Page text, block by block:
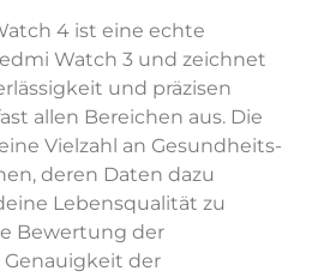
4 ist eine echte
Watch 3 und zeichnet
und präzisen
allen Bereichen aus. Die
Vielzahl an Gesundheits-
deren Daten dazu
Lebensqualität zu
Bewertung der
der